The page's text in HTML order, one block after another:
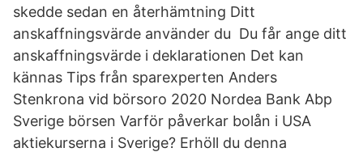
skedde sedan en återhämtning Ditt
anskaffningsvärde använder du Du får ange ditt
anskaffningsvärde i deklarationen Det kan
kännas Tips från sparexperten Anders
Stenkrona vid börsoro 2020 Nordea Bank Abp
Sverige börsen Varför påverkar bolån i USA
aktiekurserna i Sverige? Erhöll du denna